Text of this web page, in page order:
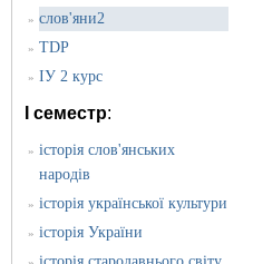
» слов'яни2
» TDP
» ІУ 2 курс
I семестр:
» історія слов'янських
народів
» історія української культури
» історія України